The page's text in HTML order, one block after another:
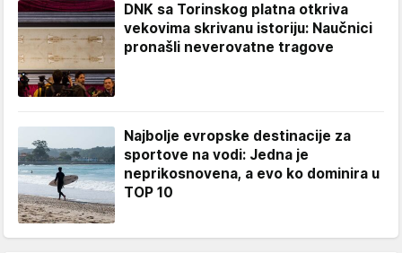
DNK sa Torinskog platna otkriva
vekovima skrivanu istoriju: Naučnici
pronašli neverovatne tragove
Najbolje evropske destinacije za
sportove na vodi: Jedna je
neprikosnovena, a evo ko dominira u
TOP 10